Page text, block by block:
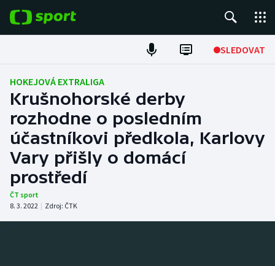
SLEDOVAT
Fotbal
Hokej
Tenis
Atletika
Cyklistika
DALŠÍ SPORTY
HOKEJOVÁ EXTRALIGA
Krušnohorské derby
rozhodne o posledním
účastníkovi předkola, Karlovy
Vary přišly o domácí
prostředí
ČT sport
8. 3. 2022 | Zdroj: ČTK